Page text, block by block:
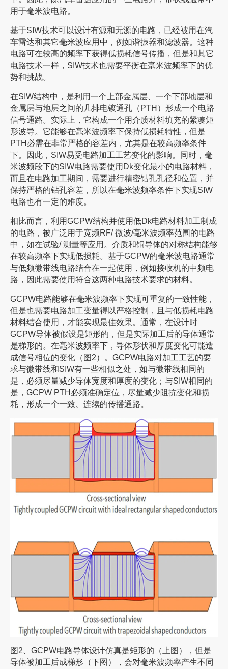
用于毫米波电路。
基于SIW技术可以设计有源和无源的电路，已经被用在汽
车雷达和其它毫米波应用中，例如谐振器和滤波器。这种
电路可在较高的频率下获得低损耗信号传播，但是和其它
电路技术一样，SIW技术也需要平衡在毫米波频率下的优
势和挑战。
在SIW结构中，是利用一个上部金属层、一个下部地层和
金属层与地层之间的几排电镀通孔（PTH）形成一个电路
信号通路。实际上，它构成一个用介质材料填充的紧凑矩
形波导。它能够在毫米波频率下保持低损耗特性，但是
PTH必需在非常严格的容差内，尤其是在较高频率条件
下。因此，SIW易受电路加工工艺变化的影响。同时，毫
米波频段下的SIW电路需要使用Dk变化最小的电路材料，
而且在电路加工期间，需要进行精密钻孔孔径和位置，并
保持严格的钻孔容差，所以在毫米波频率条件下实现SIW
电路也有一定的难度。
相比而言，利用GCPW结构并使用低Dk电路材料加工制成
的电路，被广泛用于宽频RF/ 微波/毫米波频率范围的电路
中，如在试验/ 测量等应用。介质和铜导体的对称结构能够
在较高频率下实现低损耗。基于GCPW的毫米波电路通常
与低频微带线电路结合在一起使用，例如接收机的中频电
路，因此需要使用符合这两种电路技术要求的材料。
GCPW电路能够在毫米波频率下实现可重复的一致性能，
但是也需要电路加工变量得以严格控制，且与低损耗电路
材料结合使用，才能实现最佳效果。通常，在设计时
GCPW导体被假设是矩形的，但是实际加工后的导体通常
是梯形的。在毫米波频率下，导体形状和厚度变化可能造
成信号相位的变化（图2）。GCPW电路对加工工艺的要
求与微带线和SIW有一些相似之处，如与微带线相同的
是，必须尽量减少导体宽度和厚度的变化；与SIW相同的
是，GCPW PTH必须准确定位，尽量减少阻抗变化和损
耗，形成一个一致、连续的传播通路。
图2、GCPW电路导体设计仿真是矩形的（上图），但是
导体被加工后成梯形（下图），会对毫米波频率产生不同